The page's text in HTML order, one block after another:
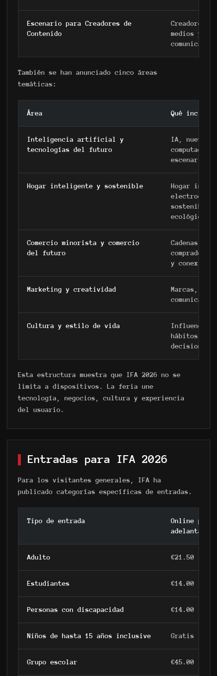
Escenario para Creadores de
Contenido
Creadores
medios y
También se han anunciado cinco áreas
temáticas:
Área Qué incluye
Inteligencia artificial y
tecnologías del futuro
IA, nuevos
escenarios
Hogar inteligente y sostenible
Hogar
sostenible,
ecológico.
Comercio minorista y comercio
del futuro
Cadenas
comprador,
y
Marketing y creatividad
Marcas,
Cultura y estilo de vida
Influencia
hábitos
decisiones
Esta estructura muestra que IFA 2026 no se
limita a dispositivos. La feria une
tecnología, negocios, cultura y experiencia
del usuario.
Entradas para IFA 2026
Para los visitantes generales, IFA ha
publicado categorías específicas de entradas.
Tipo de entrada
Online por
adelantado
Adulto €21.50
Estudiantes €14.00
Personas con discapacidad €14.00
Niños de hasta 15 años inclusive Gratis
Grupo escolar €45.00